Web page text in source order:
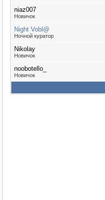
niaz007
Новичок
Night Vobl@
Ночной куратор
Nikolay
Новичок
noobotello_
Новичок